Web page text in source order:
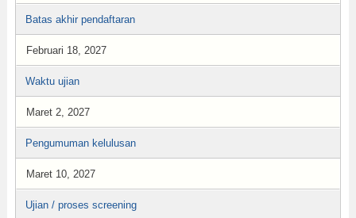
Batas akhir pendaftaran
Februari 18, 2027
Waktu ujian
Maret 2, 2027
Pengumuman kelulusan
Maret 10, 2027
Ujian / proses screening